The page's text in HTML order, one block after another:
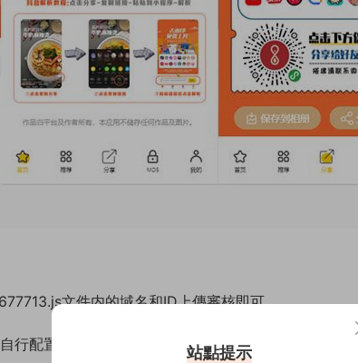
文件内的域名和ID上傳審核即可。
行配置。 站點提示